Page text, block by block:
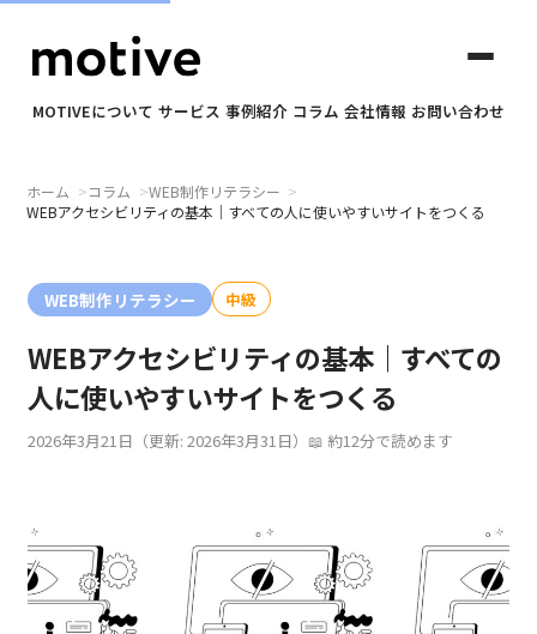
MOTIVEについて サービス 事例紹介 コラム 会社情報 お問い合わせ
✕
motiveについて
サービス
事例紹介
採用情報
会社情報
ホーム コラム
WEB制作リテラシー
WEBアクセシビリティの基本｜すべての人に使いやすいサイトをつくる
WEB制作リテラシー 中級
WEBアクセシビリティの基本｜すべての
人に使いやすいサイトをつくる
2026年3月21日 （更新: 2026年3月31日） 約12分で読めます